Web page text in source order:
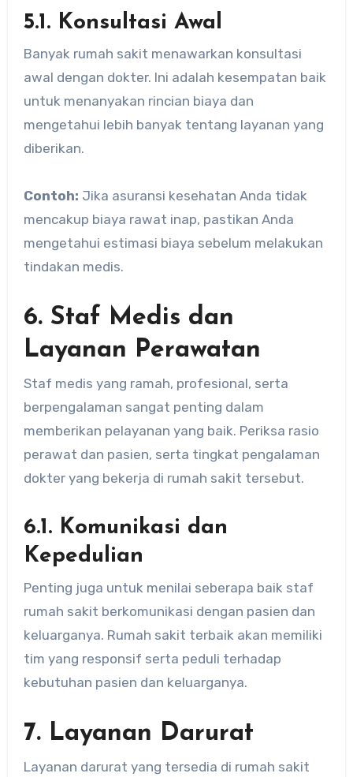
5.1. Konsultasi Awal
Banyak rumah sakit menawarkan konsultasi
awal dengan dokter. Ini adalah kesempatan baik
untuk menanyakan rincian biaya dan
mengetahui lebih banyak tentang layanan yang
diberikan.
Contoh: Jika asuransi kesehatan Anda tidak
mencakup biaya rawat inap, pastikan Anda
mengetahui estimasi biaya sebelum melakukan
tindakan medis.
6. Staf Medis dan
Layanan Perawatan
Staf medis yang ramah, profesional, serta
berpengalaman sangat penting dalam
memberikan pelayanan yang baik. Periksa rasio
perawat dan pasien, serta tingkat pengalaman
dokter yang bekerja di rumah sakit tersebut.
6.1. Komunikasi dan
Kepedulian
Penting juga untuk menilai seberapa baik staf
rumah sakit berkomunikasi dengan pasien dan
keluarganya. Rumah sakit terbaik akan memiliki
tim yang responsif serta peduli terhadap
kebutuhan pasien dan keluarganya.
7. Layanan Darurat
Layanan darurat yang tersedia di rumah sakit